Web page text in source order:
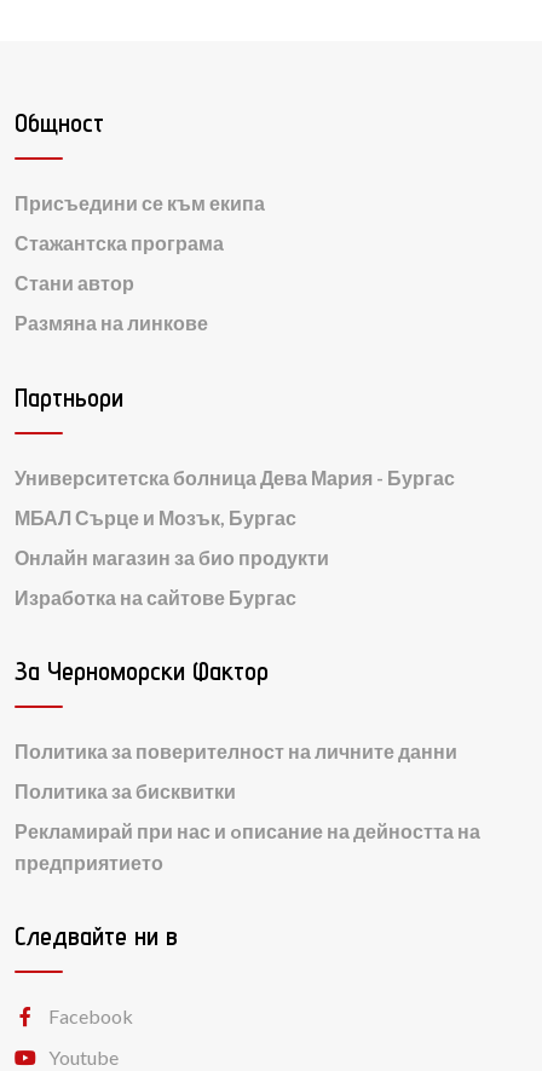
Общност
Присъедини се към екипа
Стажантска програма
Стани автор
Размяна на линкове
Партньори
Университетска болница Дева Мария - Бургас
МБАЛ Сърце и Мозък, Бургас
Онлайн магазин за био продукти
Изработка на сайтове Бургас
За Черноморски Фактор
Политика за поверителност на личните данни
Политика за бисквитки
Рекламирай при нас и oписание на дейността на
предприятието
Следвайте ни в
Facebook
Youtube